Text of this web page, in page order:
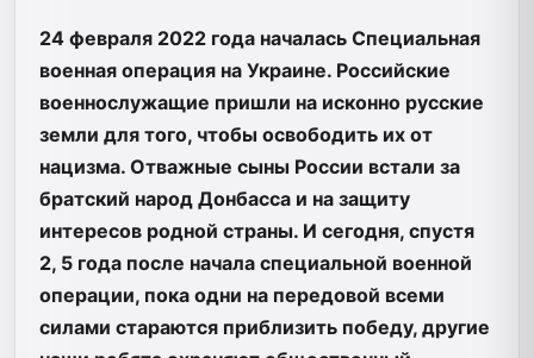
24 февраля 2022 года началась Специальная
военная операция на Украине. Российские
военнослужащие пришли на исконно русские
земли для того, чтобы освободить их от
нацизма. Отважные сыны России встали за
братский народ Донбасса и на защиту
интересов родной страны. И сегодня, спустя
2, 5 года после начала специальной военной
операции, пока одни на передовой всеми
силами стараются приблизить победу, другие